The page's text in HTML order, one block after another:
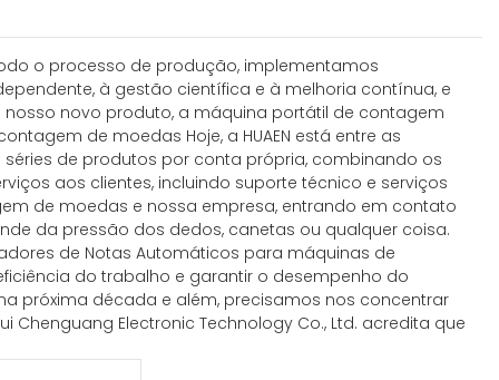
o processo de produção, implementamos
à gestão científica e à melhoria contínua, e
novo produto, a máquina portátil de contagem
de moedas Hoje, a HUAEN está entre as
séries de produtos por conta própria, combinando os
aos clientes, incluindo suporte técnico e serviços
de moedas e nossa empresa, entrando em contato
da pressão dos dedos, canetas ou qualquer coisa.
de Notas Automáticos para máquinas de
do trabalho e garantir o desempenho do
próxima década e além, precisamos nos concentrar
Electronic Technology Co., Ltd. acredita que